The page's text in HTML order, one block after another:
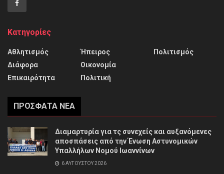
Κατηγορίες
Αθλητισμός
Διάφορα
Επικαιρότητα
Ήπειρος
Οικονομία
Πολιτική
Πολιτισμός
ΠΡΌΣΦΑΤΑ ΝΈΑ
Διαμαρτυρία για τς συνεχείς και αυξανόμενες
αποσπάσεις από την Ένωση Αστυνομικών
Υπαλλήλων Νομού Ιωαννίνων
6 ΑΥΓΟΎΣΤΟΥ 2026